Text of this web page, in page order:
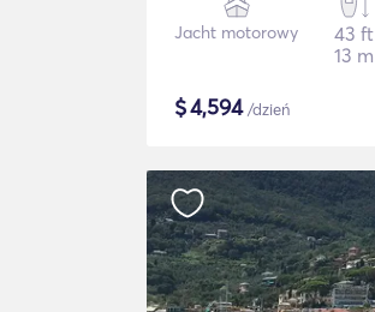
Jacht motorowy
43 ft
13 m
$4,594/dzień